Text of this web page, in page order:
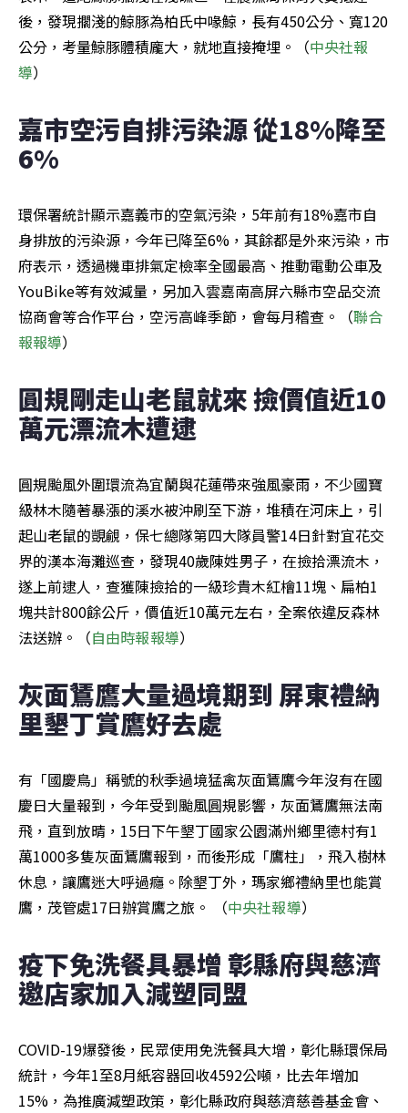
後，發現擱淺的鯨豚為柏氏中喙鯨，長有450公分、寬120
公分，考量鯨豚體積龐大，就地直接掩埋。（中央社報
導）
嘉市空污自排污染源 從18%降至
6%
環保署統計顯示嘉義市的空氣污染，5年前有18%嘉市自
身排放的污染源，今年已降至6%，其餘都是外來污染，市
府表示，透過機車排氣定檢率全國最高、推動電動公車及
YouBike等有效減量，另加入雲嘉南高屏六縣市空品交流
協商會等合作平台，空污高峰季節，會每月稽查。（聯合
報報導）
圓規剛走山老鼠就來 撿價值近10
萬元漂流木遭逮
圓規颱風外圍環流為宜蘭與花蓮帶來強風豪雨，不少國寶
級林木隨著暴漲的溪水被沖刷至下游，堆積在河床上，引
起山老鼠的覬覦，保七總隊第四大隊員警14日針對宜花交
界的漢本海灘巡查，發現40歲陳姓男子，在撿拾漂流木，
遂上前逮人，查獲陳撿拾的一級珍貴木紅檜11塊、扁柏1
塊共計800餘公斤，價值近10萬元左右，全案依違反森林
法送辦。（自由時報報導）
灰面鵟鷹大量過境期到 屏東禮納
里墾丁賞鷹好去處
有「國慶鳥」稱號的秋季過境猛禽灰面鵟鷹今年沒有在國
慶日大量報到，今年受到颱風圓規影響，灰面鵟鷹無法南
飛，直到放晴，15日下午墾丁國家公園滿州鄉里德村有1
萬1000多隻灰面鵟鷹報到，而後形成「鷹柱」，飛入樹林
休息，讓鷹迷大呼過癮。除墾丁外，瑪家鄉禮納里也能賞
鷹，茂管處17日辦賞鷹之旅。 （中央社報導）
疫下免洗餐具暴增 彰縣府與慈濟
邀店家加入減塑同盟
COVID-19爆發後，民眾使用免洗餐具大增，彰化縣環保局
統計，今年1至8月紙容器回收4592公噸，比去年增加
15%，為推廣減塑政策，彰化縣政府與慈濟慈善基金會、